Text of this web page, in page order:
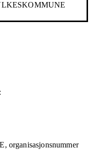
organisasjonsnummer